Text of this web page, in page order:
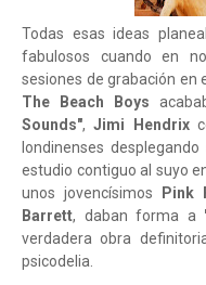
Todas esas ideas
fabulosos cuando en
sesiones de grabación en
The Beach Boys
Sounds",Jimi Hendrix
londinenses
estudio contiguo al suyo
unos jovencísimos
Pink
Barrett, daban forma a
verdadera obra
psicodelia.